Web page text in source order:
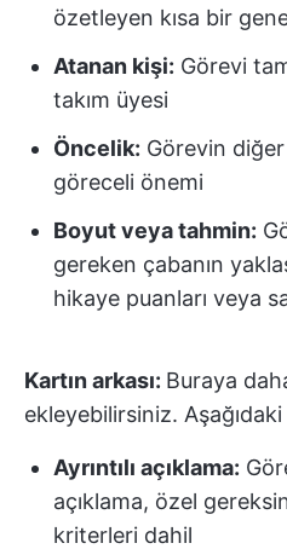
özetleyen kısa bir
Atanan kişi: Görevi
takım üyesi
Öncelik: Görevin
göreceli önemi
Boyut veya tahmin:
gereken çabanın
hikaye puanları veya
Kartın arkası: Buraya
ekleyebilirsiniz.
Ayrıntılı açıklama:
açıklama, özel
kriterleri dahil